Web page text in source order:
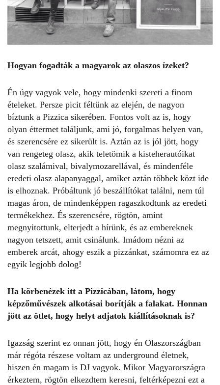
Hogyan fogadták a magyarok az olaszos ízeket?
Én úgy vagyok vele, hogy mindenki szereti a finom
ételeket. Persze picit féltünk az elején, de nagyon
bíztunk a Pizzica sikerében. Fontos volt az is, hogy
olyan éttermet találjunk, ami jó, forgalmas helyen van,
és szerencsére ez sikerült is. Aztán az is jól jött, hogy
van rengeteg olasz, akik teletömik a kisteherautóikat
olasz szalámival, bivalymozarellával, és mindenféle
eredeti olasz alapanyaggal, amiket aztán többek közt ide
is elhoznak. Próbáltunk jó beszállítókat találni, nem túl
magas áron, de mindenképpen ragaszkodtunk az eredeti
termékekhez. És szerencsére, rögtön, amint
megnyitottunk, elterjedt a hírünk, és az embereknek
nagyon tetszett, amit csinálunk. Imádom nézni az
emberek arcát, ahogy eszik a pizzánkat, számomra ez az
egyik legjobb dolog!
Ha körbenézek itt a Pizzicában, látom, hogy
képzőművészek alkotásai borítják a falakat. Honnan
jött az ötlet, hogy helyt adjatok kiállításoknak is?
Igazság szerint ez onnan jött, hogy én Olaszországban
már régóta részese voltam az underground életnek,
hiszen én magam is DJ vagyok. Mikor Magyarországra
érkeztem, rögtön elkezdtem keresni, feltérképezni ezt a